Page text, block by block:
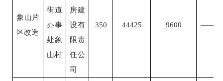
象山片
区改造
街道
办事
处象
山村
房建
设有
限责
任公
司
350 44425 9600 ——